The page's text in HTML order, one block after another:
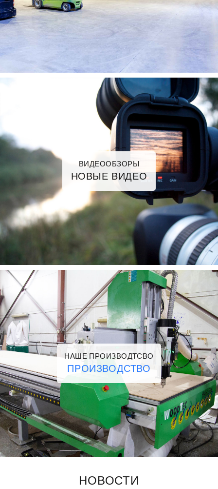
ВИДЕООБЗОРЫ
НОВЫЕ ВИДЕО
НАШЕ ПРОИЗВОДТСВО
ПРОИЗВОДСТВО
НОВОСТИ